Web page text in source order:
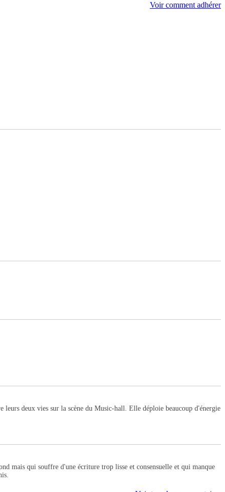
Voir comment adhérer
deux vies sur la scène du Music-hall. Elle déploie beaucoup d'énergie
mais qui souffre d'une écriture trop lisse et consensuelle et qui manque